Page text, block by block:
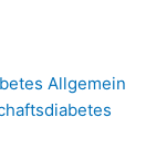
Allgemein